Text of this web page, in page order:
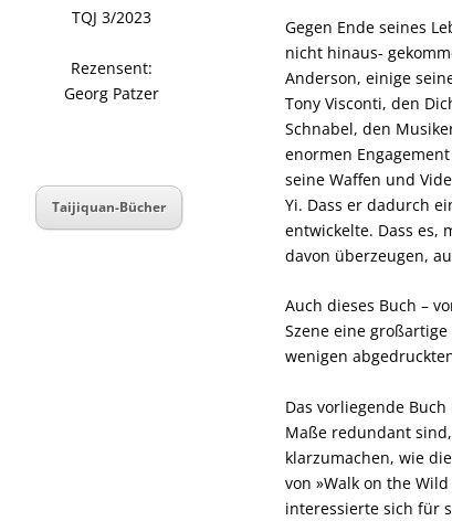
TQJ 3/2023
Rezensent:
Georg Patzer
Taijiquan-Bücher
Gegen Ende seines
nicht hinaus-
Anderson, einige
Tony Visconti, den
Schnabel, den
enormen
seine Waffen und
Yi. Dass er dadurch
entwickelte. Dass es,
davon überzeugen,
Auch dieses Buch –
Szene eine
wenigen
Das vorliegende
Maße redundant
klarzumachen, wie
von »Walk on the
interessierte sich für